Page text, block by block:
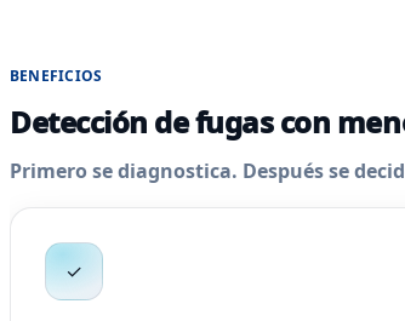
BENEFICIOS
Detección de fugas con
Primero se diagnostica. Después se
✓